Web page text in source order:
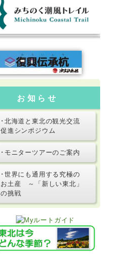
お知らせ
･北海道と東北の観光交流
促進シンポジウム
･モニターツアーのご案内
･世界にも通用する究極の
お土産 ～「新しい東北」
の挑戦